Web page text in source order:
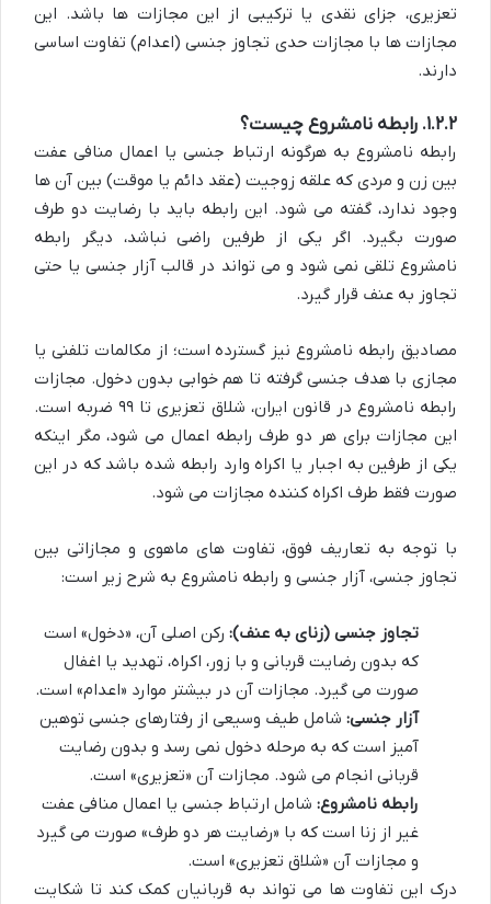
تعزیری، جزای نقدی یا ترکیبی از این مجازات ها باشد. این
مجازات ها با مجازات حدی تجاوز جنسی (اعدام) تفاوت اساسی
دارند.
۱.۲.۲. رابطه نامشروع چیست؟
رابطه نامشروع به هرگونه ارتباط جنسی یا اعمال منافی عفت
بین زن و مردی که علقه زوجیت (عقد دائم یا موقت) بین آن ها
وجود ندارد، گفته می شود. این رابطه باید با رضایت دو طرف
صورت بگیرد. اگر یکی از طرفین راضی نباشد، دیگر رابطه
نامشروع تلقی نمی شود و می تواند در قالب آزار جنسی یا حتی
تجاوز به عنف قرار گیرد.
مصادیق رابطه نامشروع نیز گسترده است؛ از مکالمات تلفنی یا
مجازی با هدف جنسی گرفته تا هم خوابی بدون دخول. مجازات
رابطه نامشروع در قانون ایران، شلاق تعزیری تا ۹۹ ضربه است.
این مجازات برای هر دو طرف رابطه اعمال می شود، مگر اینکه
یکی از طرفین به اجبار یا اکراه وارد رابطه شده باشد که در این
صورت فقط طرف اکراه کننده مجازات می شود.
با توجه به تعاریف فوق، تفاوت های ماهوی و مجازاتی بین
تجاوز جنسی، آزار جنسی و رابطه نامشروع به شرح زیر است:
تجاوز جنسی (زنای به عنف): رکن اصلی آن، «دخول» است
که بدون رضایت قربانی و با زور، اکراه، تهدید یا اغفال
صورت می گیرد. مجازات آن در بیشتر موارد «اعدام» است.
آزار جنسی: شامل طیف وسیعی از رفتارهای جنسی توهین
آمیز است که به مرحله دخول نمی رسد و بدون رضایت
قربانی انجام می شود. مجازات آن «تعزیری» است.
رابطه نامشروع: شامل ارتباط جنسی یا اعمال منافی عفت
غیر از زنا است که با «رضایت هر دو طرف» صورت می گیرد
و مجازات آن «شلاق تعزیری» است.
درک این تفاوت ها می تواند به قربانیان کمک کند تا شکایت